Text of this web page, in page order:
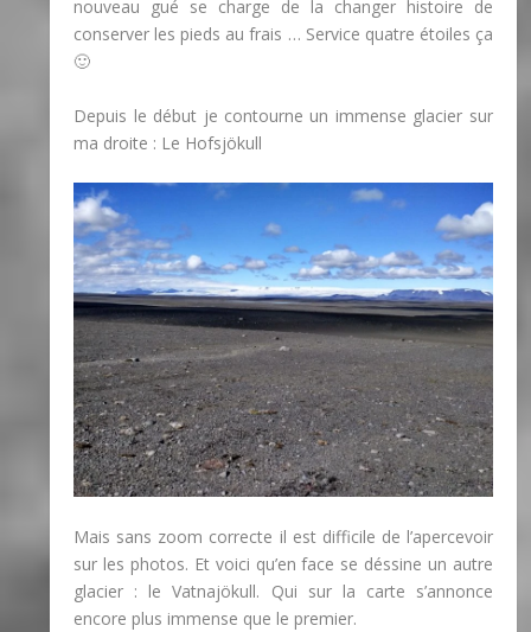
nouveau gué se charge de la changer histoire de
conserver les pieds au frais … Service quatre étoiles ça
🙂
Depuis le début je contourne un immense glacier sur
ma droite : Le Hofsjökull
Mais sans zoom correcte il est difficile de l’apercevoir
sur les photos. Et voici qu’en face se déssine un autre
glacier : le Vatnajökull. Qui sur la carte s’annonce
encore plus immense que le premier.